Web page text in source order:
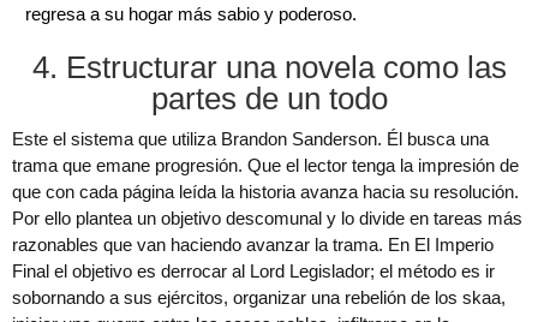
regresa a su hogar más sabio y poderoso.
4. Estructurar una novela como las
partes de un todo
Este el sistema que utiliza Brandon Sanderson. Él busca una
trama que emane progresión. Que el lector tenga la impresión de
que con cada página leída la historia avanza hacia su resolución.
Por ello plantea un objetivo descomunal y lo divide en tareas más
razonables que van haciendo avanzar la trama. En El Imperio
Final el objetivo es derrocar al Lord Legislador; el método es ir
sobornando a sus ejércitos, organizar una rebelión de los skaa,